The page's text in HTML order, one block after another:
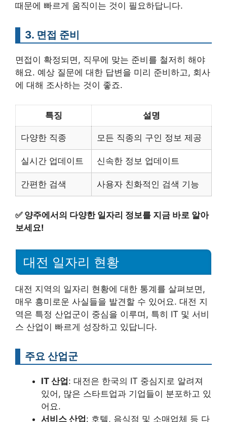
때문에 빠르게 움직이는 것이 필요하답니다.
3. 면접 준비
면접이 확정되면, 직무에 맞는 준비를 철저히 해야
해요. 예상 질문에 대한 답변을 미리 준비하고, 회사
에 대해 조사하는 것이 좋죠.
특징 설명
다양한 직종 모든 직종의 구인 정보 제공
실시간 업데이트 신속한 정보 업데이트
간편한 검색 사용자 친화적인 검색 기능
✅ 양주에서의 다양한 일자리 정보를 지금 바로 알아
보세요!
대전 일자리 현황
대전 지역의 일자리 현황에 대한 통계를 살펴보면,
매우 흥미로운 사실들을 발견할 수 있어요. 대전 지
역은 특정 산업군이 중심을 이루며, 특히 IT 및 서비
스 산업이 빠르게 성장하고 있답니다.
주요 산업군
IT 산업: 대전은 한국의 IT 중심지로 알려져
있어, 많은 스타트업과 기업들이 분포하고 있
어요.
서비스 산업: 호텔, 음식점 및 소매업체 등 다